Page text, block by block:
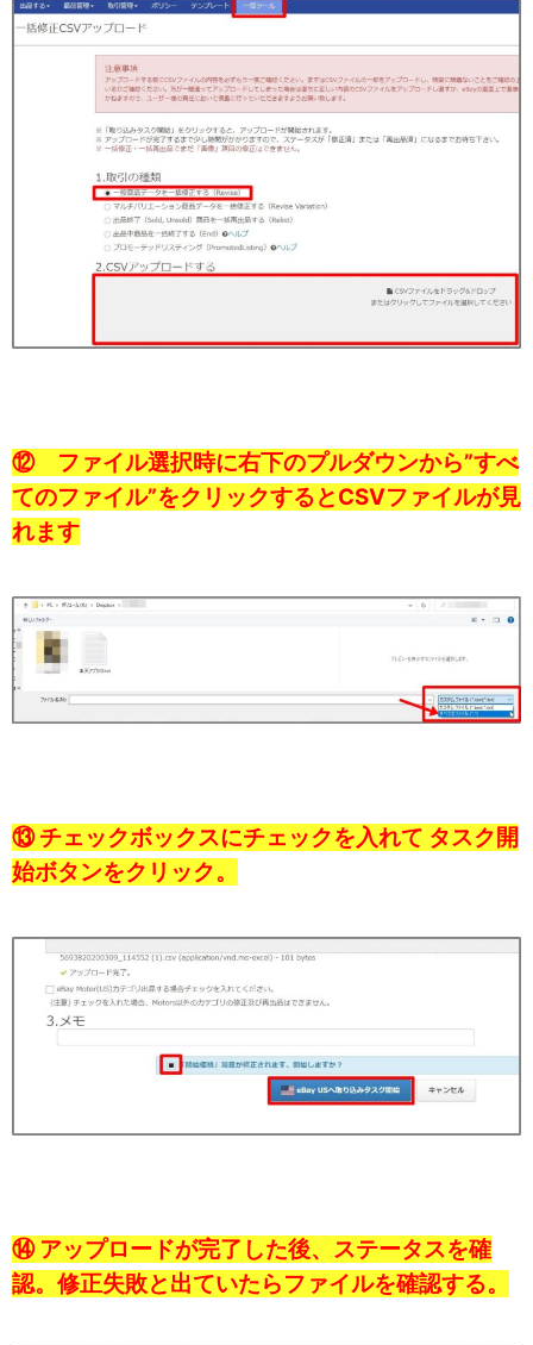
⑫ ファイル選択時に右下のプルダウンから”すべ
てのファイル”をクリックするとCSVファイルが見
れます
⑬ チェックボックスにチェックを入れて タスク開
始ボタンをクリック。
⑭ アップロードが完了した後、ステータスを確
認。修正失敗と出ていたらファイルを確認する。